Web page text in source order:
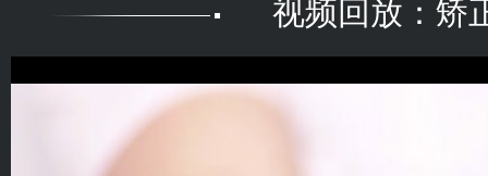
视频回放：矫